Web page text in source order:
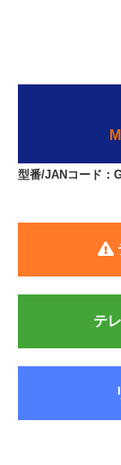
型番/JANコード：
テ